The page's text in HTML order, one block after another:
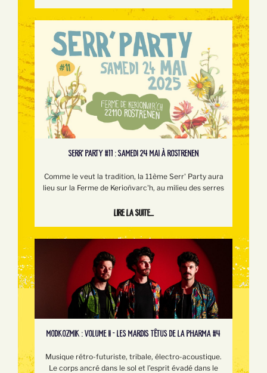
SERR’ PARTY #11 : SAMEDI 24 MAI À ROSTRENEN
Comme le veut la tradition, la 11ème Serr' Party aura
lieu sur la Ferme de Kerioñvarc'h, au milieu des serres
Lire la suite...
MODKOZMIK : VOLUME II - LES MARDIS TÊTUS DE LA PHARMA #4
Musique rétro-futuriste, tribale, électro-acoustique.
Le corps ancré dans le sol et l’esprit évadé dans le